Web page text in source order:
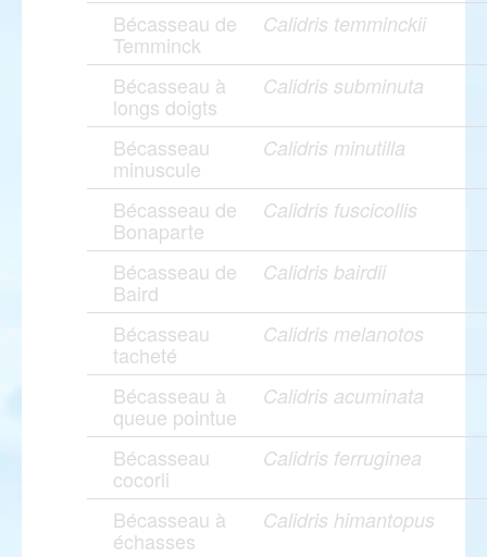
Bécasseau de
Temminck
Calidris temminckii
Bécasseau à
longs doigts
Calidris subminuta
Bécasseau
minuscule
Calidris minutilla
Bécasseau de
Bonaparte
Calidris fuscicollis
Bécasseau de
Baird
Calidris bairdii
Bécasseau
tacheté
Calidris melanotos
Bécasseau à
queue pointue
Calidris acuminata
Bécasseau
cocorli
Calidris ferruginea
Bécasseau à
échasses
Calidris himantopus